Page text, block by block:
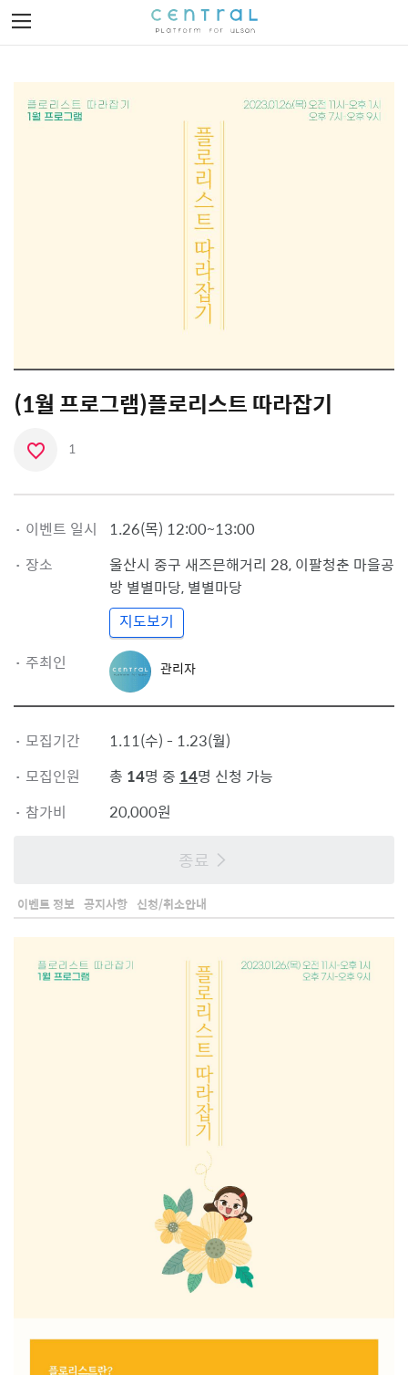
Toggle
navigation
이벤트 제작하기
(1월 프로그램)플로리스트 따라잡기
아
요
아
이
1
· 이벤트 일시
1.26(목) 12:00~13:00
· 장소 울산시 중구 새즈믄해거리 28, 이팔청춘 마을공
방 별별마당, 별별마당
지도보기
· 주최인
관
리
자
프
로
필
관리자
· 모집기간
1.11(수) - 1.23(월)
· 모집인원 총 14명 중 14명 신청 가능
· 참가비 20,000원
종료
이벤트 정보 공지사항 신청/취소안내